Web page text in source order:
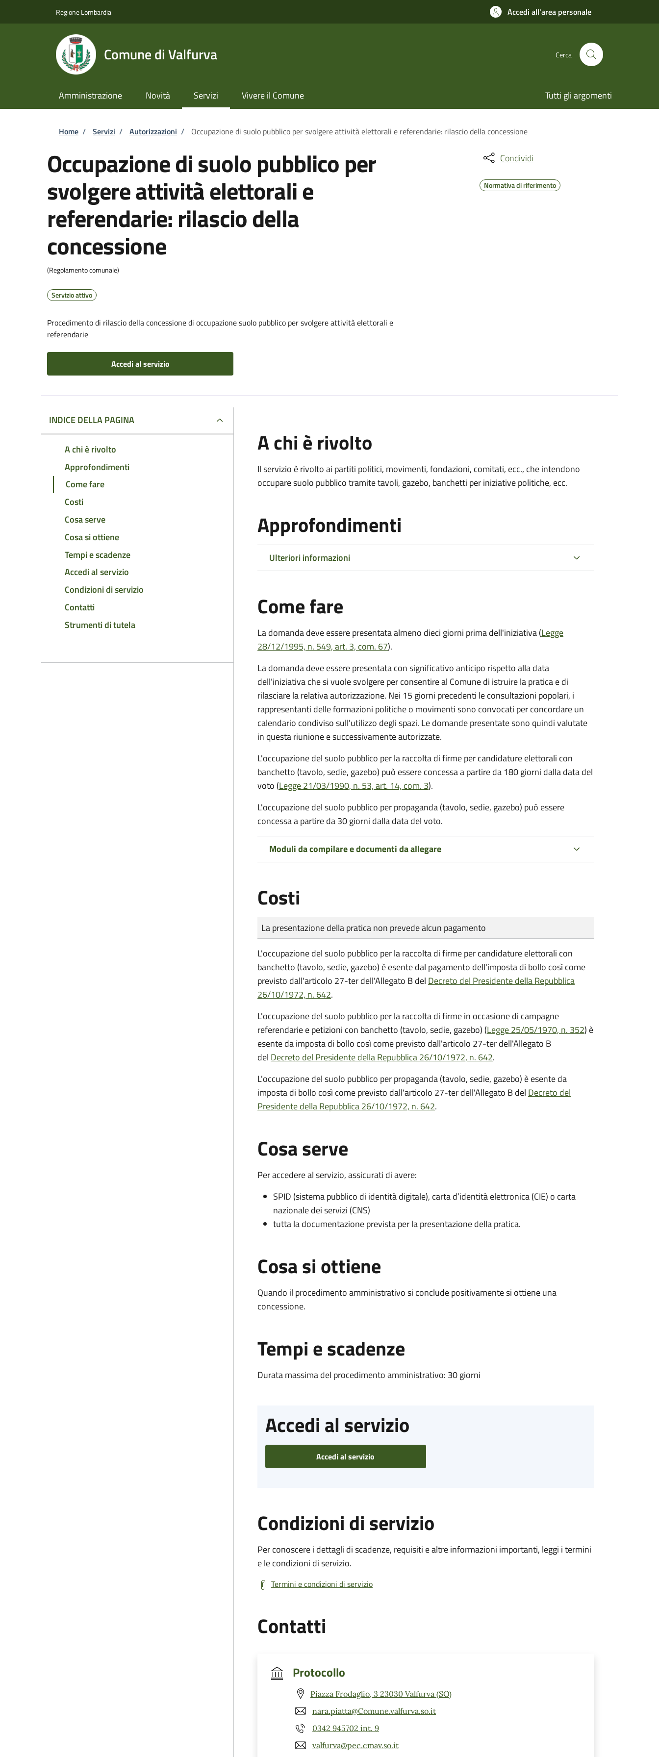
Regione Lombardia Accedi all'area personale
Comune di Valfurva Cerca
Amministrazione Novità Servizi Vivere il Comune Tutti gli argomenti
Briciole di pane
Home / Servizi / Autorizzazioni / Occupazione di suolo pubblico per svolgere attività elettorali e referendarie: rilascio della concessione
Occupazione di suolo pubblico per
svolgere attività elettorali e
referendarie: rilascio della
concessione
(Regolamento comunale)
Servizio attivo
Procedimento di rilascio della concessione di occupazione suolo pubblico per svolgere attività elettorali e
referendarie
Accedi al servizio
Condividi
Normativa di riferimento
INDICE DELLA PAGINA
A chi è rivolto
Approfondimenti
Come fare
Costi
Cosa serve
Cosa si ottiene
Tempi e scadenze
Accedi al servizio
Condizioni di servizio
Contatti
Strumenti di tutela
A chi è rivolto
Il servizio è rivolto ai partiti politici, movimenti, fondazioni, comitati, ecc., che intendono
occupare suolo pubblico tramite tavoli, gazebo, banchetti per iniziative politiche, ecc.
Approfondimenti
Ulteriori informazioni
Come fare
La domanda deve essere presentataalmeno dieci giorni primadell'iniziativa (Legge
28/12/1995, n. 549, art. 3, com. 67).
La domanda deve essere presentata con significativo anticipo rispetto alla data
dell’iniziativa che si vuole svolgere per consentire al Comune di istruire la pratica e di
rilasciare la relativa autorizzazione. Nei 15 giorni precedenti le consultazioni popolari, i
rappresentanti delle formazioni politiche o movimenti sono convocati per concordare un
calendario condiviso sull'utilizzo degli spazi. Le domande presentate sono quindi valutate
in questa riunione e successivamente autorizzate.
L'occupazione del suolo pubblico per la raccolta di firme per candidature elettorali con
banchetto (tavolo, sedie, gazebo) può essere concessa a partire da 180 giorni dalla data del
voto (Legge 21/03/1990, n. 53, art. 14, com. 3).
L'occupazione del suolo pubblico per propaganda (tavolo, sedie, gazebo) può essere
concessa a partire da 30 giorni dalla data del voto.
Moduli da compilare e documenti da allegare
Costi
Tipo di pagamento
Importo
La presentazione della pratica non prevede alcun pagamento
L'occupazione del suolo pubblico per la raccolta di firme per candidature elettorali con
banchetto (tavolo, sedie, gazebo) è esente dal pagamento dell'imposta di bollo così come
previsto dall'articolo 27-ter dell'Allegato B del Decreto del Presidente della Repubblica
26/10/1972, n. 642.
L'occupazione del suolo pubblico per la raccolta di firme in occasione di campagne
referendarie e petizioni con banchetto (tavolo, sedie, gazebo) (Legge 25/05/1970, n. 352) è
esente da imposta di bollo così come previsto dall'articolo 27-ter dell'Allegato B
del Decreto del Presidente della Repubblica 26/10/1972, n. 642.
L'occupazione del suolo pubblico per propaganda (tavolo, sedie, gazebo) è esente da
imposta di bollo così come previsto dall'articolo 27-ter dell'Allegato B del Decreto del
Presidente della Repubblica 26/10/1972, n. 642.
Cosa serve
Per accedere al servizio, assicurati di avere:
SPID (sistema pubblico di identità digitale), carta d’identità elettronica (CIE) o carta
nazionale dei servizi (CNS)
tutta la documentazione prevista per la presentazione della pratica.
Cosa si ottiene
Quando il procedimento amministrativo si conclude positivamente si ottiene una
concessione.
Tempi e scadenze
Durata massima del procedimento amministrativo: 30 giorni
Accedi al servizio
Accedi al servizio
Condizioni di servizio
Per conoscere i dettagli di scadenze, requisiti e altre informazioni importanti, leggi i termini
e le condizioni di servizio.
Termini e condizioni di servizio
Contatti
Protocollo
Piazza Frodaglio, 3 23030 Valfurva (SO)
nara.piatta@Comune.valfurva.so.it
0342 945702 int. 9
valfurva@pec.cmav.so.it